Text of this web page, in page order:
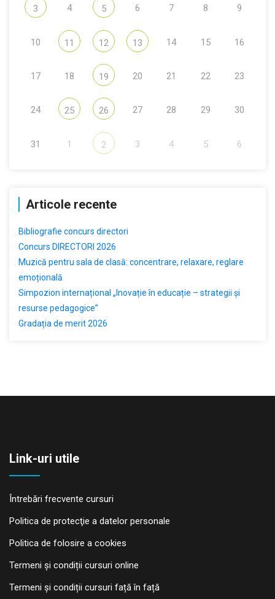
3 4 5 6 7 8 9
10 11 12 13 14 15 16
17 18 19 20 21 22 23
24 25 26 27 28 29 30
31 1 2 3 4 5 6
Articole recente
Bibliografie concurs directori
Concurs DIRECTORI 2026
Muzică pentru sala de clasă: concentrare, relaxare, reglare
emoțională
Simpozion internațional „Inovație în educație – strategii și
resurse pedagogice”
Gradația de merit 2026
Link-uri utile
Întrebări frecvente cursuri
Politica de protecţie a datelor personale
Politica de folosire a cookies
Termeni și condiții cursuri online
Termeni și condiții cursuri față în față